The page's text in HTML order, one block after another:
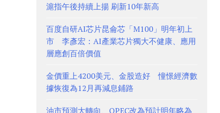
滬指午後持續上揚 刷新10年新高
百度自研AI芯片昆侖芯「M100」明年初上
市 李彥宏：AI產業芯片獨大不健康、應用
層應創百倍價值
金價重上4200美元、金股造好 憧憬經濟數
據恢復為12月再減息鋪路
油市預測大轉向、OPEC改為預計明年略為